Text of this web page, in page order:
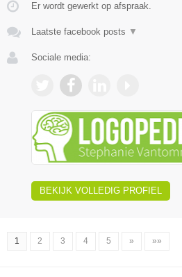
Er wordt gewerkt op afspraak.
Laatste facebook posts ▼
Sociale media:
BEKIJK VOLLEDIG PROFIEL
1 2 3 4 5 » »»